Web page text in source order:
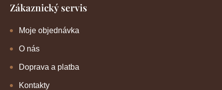
Zákaznický servis
Moje objednávka
O nás
Doprava a platba
Kontakty